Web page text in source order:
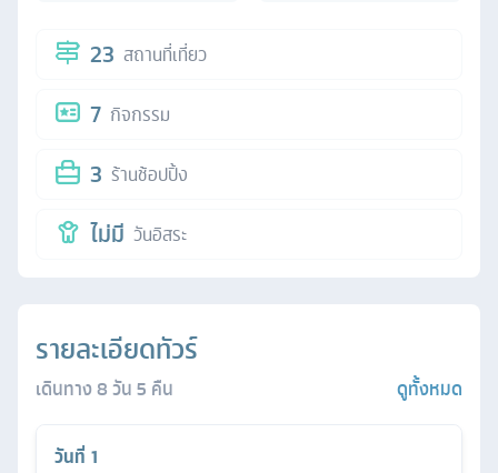
23 สถานที่เที่ยว
7 กิจกรรม
3 ร้านช้อปปิ้ง
ไม่มี วันอิสระ
รายละเอียดทัวร์
เดินทาง8วัน5 คืน ดูทั้งหมด
วันที่ 1